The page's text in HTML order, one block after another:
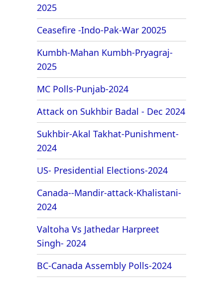
2025
Ceasefire -Indo-Pak-War 20025
Kumbh-Mahan Kumbh-Pryagraj-
2025
MC Polls-Punjab-2024
Attack on Sukhbir Badal - Dec 2024
Sukhbir-Akal Takhat-Punishment-
2024
US- Presidential Elections-2024
Canada--Mandir-attack-Khalistani-
2024
Valtoha Vs Jathedar Harpreet
Singh- 2024
BC-Canada Assembly Polls-2024